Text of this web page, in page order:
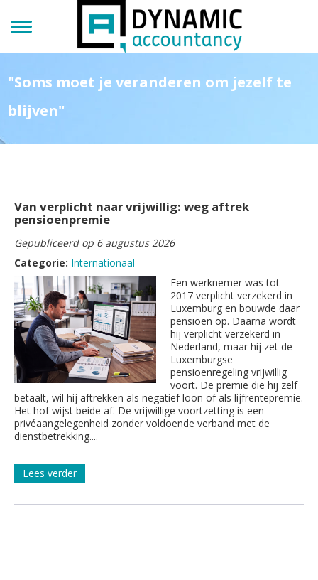
"Soms moet je veranderen om jezelf te
blijven"
Van verplicht naar vrijwillig: weg aftrek
pensioenpremie
Gepubliceerd op 6 augustus 2026
Categorie: Internationaal
Een werknemer was tot
2017 verplicht verzekerd in
Luxemburg en bouwde daar
pensioen op. Daarna wordt
hij verplicht verzekerd in
Nederland, maar hij zet de
Luxemburgse
pensioenregeling vrijwillig
voort. De premie die hij zelf
betaalt, wil hij aftrekken als negatief loon of als lijfrentepremie.
Het hof wijst beide af. De vrijwillige voortzetting is een
privéaangelegenheid zonder voldoende verband met de
dienstbetrekking....
Lees verder